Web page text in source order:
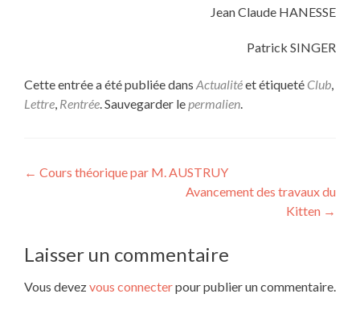
Jean Claude HANESSE
Patrick SINGER
Cette entrée a été publiée dans Actualitéet étiqueté Club,
Lettre, Rentrée. Sauvegarder lepermalien.
Navigation
← Cours théorique par M. AUSTRUY
Avancement des travaux du
Kitten →
Laisser un commentaire
Vous devezvous connecterpour publier un commentaire.